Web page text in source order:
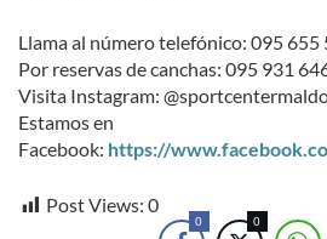
Llama al número telefónico: 095 655
Por reservas de canchas: 095 931
Visita Instagram:
Estamos en
Facebook: https://
Post Views: 0
0 0